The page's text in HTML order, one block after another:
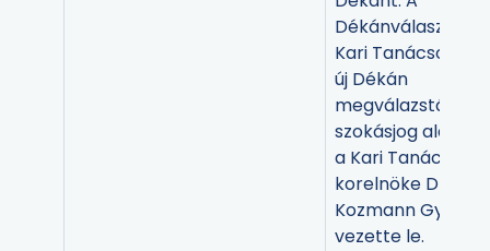
Dékánválasztó
Kari Tanácsot az
új Dékán
megválazstásáig
szokásjog alapján
a Kari Tanács
korelnöke Dr.
Kozmann György
vezette le.